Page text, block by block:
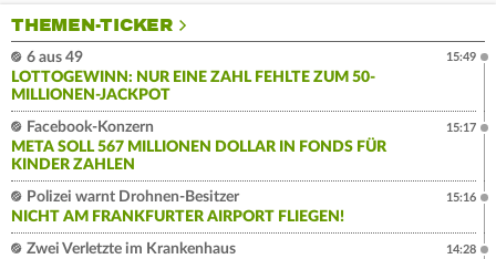
THEMEN-TICKER
6 aus 49
LOTTOGEWINN: NUR EINE ZAHL FEHLTE ZUM 50-
MILLIONEN-JACKPOT
15:49
Facebook-Konzern
META SOLL 567 MILLIONEN DOLLAR IN FONDS FÜR
KINDER ZAHLEN
15:17
Polizei warnt Drohnen-Besitzer
NICHT AM FRANKFURTER AIRPORT FLIEGEN!
15:16
Zwei Verletzte im Krankenhaus
14:28